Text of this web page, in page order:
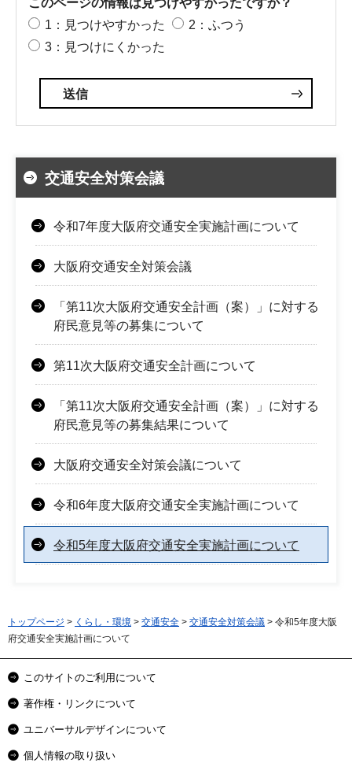
1：見つけやすかった
2：ふつう
3：見つけにくかった
交通安全対策会議
令和7年度大阪府交通安全実施計画について
大阪府交通安全対策会議
「第11次大阪府交通安全計画（案）」に対する
府民意見等の募集について
第11次大阪府交通安全計画について
「第11次大阪府交通安全計画（案）」に対する
府民意見等の募集結果について
大阪府交通安全対策会議について
令和6年度大阪府交通安全実施計画について
令和5年度大阪府交通安全実施計画について
トップページ > くらし・環境 > 交通安全 > 交通安全対策会議 > 令和5年度大阪
府交通安全実施計画について
このサイトのご利用について
著作権・リンクについて
ユニバーサルデザインについて
個人情報の取り扱い